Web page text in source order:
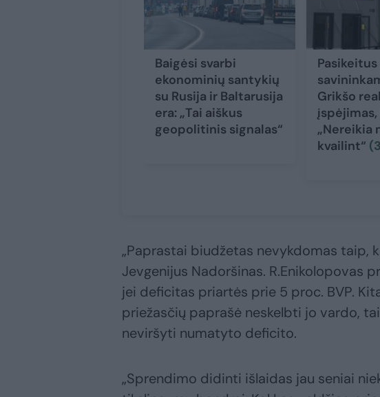
Baigėsi svarbi
ekonominių santykių
su Rusija ir Baltarusija
era: „Tai aiškus
geopolitinis signalas“
Pasikeitus
Grikšo
įspėjimas,
„Nereikia
kvailint“
„Paprastai biudžetas nevykdomas taip,
Jevgenijus Nadoršinas. R.Enikolopovas
jei deficitas priartės prie 5 proc. BVP.
priežasčių paprašė neskelbti jo vardo,
neviršyti numatyto deficito.
„Sprendimo didinti išlaidas jau seniai